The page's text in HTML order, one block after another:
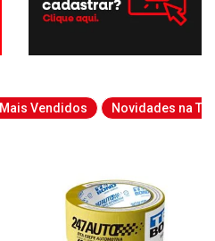
Mais Vendidos Novidades na